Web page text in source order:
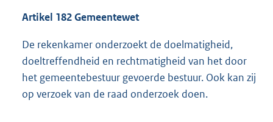
Artikel 182 Gemeentewet
De rekenkamer onderzoekt de doelmatigheid,
doeltreffendheid en rechtmatigheid van het door
het gemeentebestuur gevoerde bestuur. Ook kan zij
op verzoek van de raad onderzoek doen.